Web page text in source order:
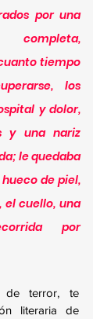
por una
completa,
tiempo
los
y dolor,
y una nariz
le quedaba
de piel,
el cuello, una
por
de terror, te
literaria de